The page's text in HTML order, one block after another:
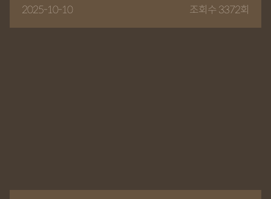
2025-10-10 조회수 3372회